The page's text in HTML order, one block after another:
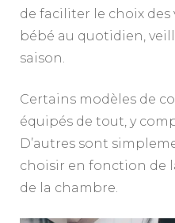
de faciliter le choix
bébé au quotidien,
saison.
Certains modèles de
équipés de tout, y
D’autres sont
choisir en fonction de
de la chambre.